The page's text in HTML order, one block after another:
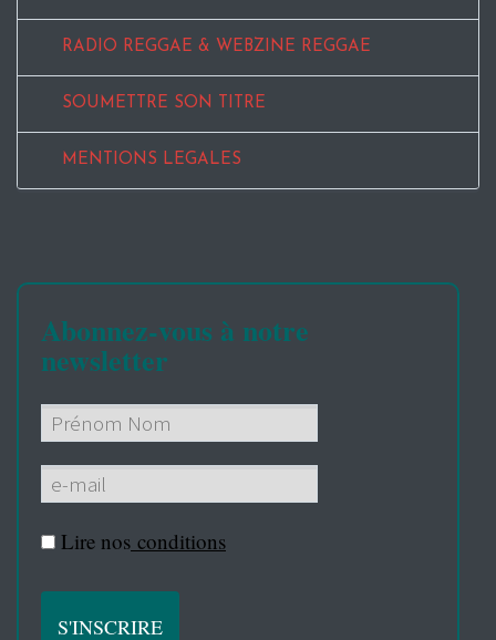
RADIO REGGAE & WEBZINE REGGAE
SOUMETTRE SON TITRE
MENTIONS LEGALES
Abonnez-vous à notre
newsletter
Lire nos conditions